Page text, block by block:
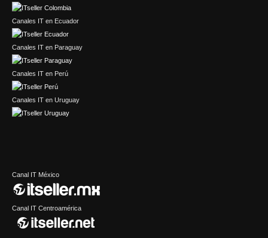
Canales IT en Ecuador
Canales IT en Paraguay
Canales IT en Perú
Canales IT en Uruguay
Canal IT México
Canal IT Centroamérica